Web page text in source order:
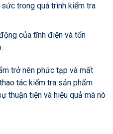
trong quá trình kiểm tra
của tĩnh điện và tổn
trở nên phức tạp và mất
tác kiểm tra sản phẩm
thuận tiện và hiệu quả mà nó